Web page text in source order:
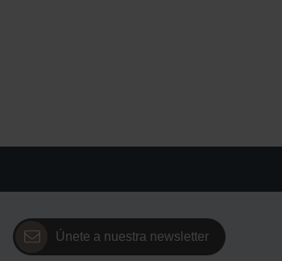
Únete a nuestra newsletter